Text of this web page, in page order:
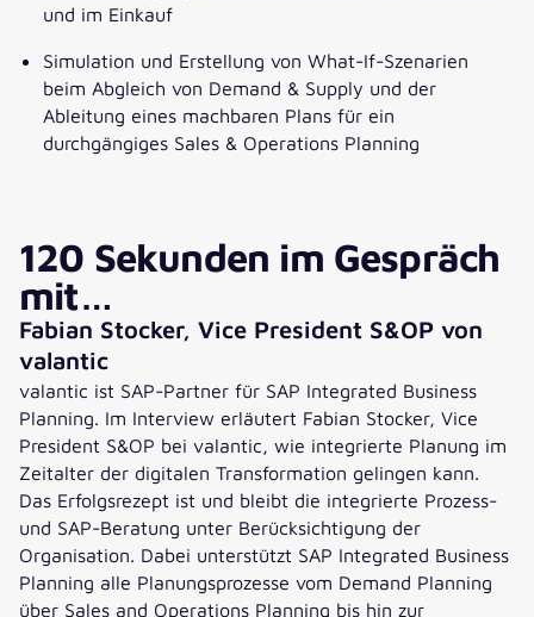
und im Einkauf
Simulation und Erstellung von What-If-Szenarien
beim Abgleich von Demand & Supply und der
Ableitung eines machbaren Plans für ein
durchgängiges Sales & Operations Planning
120 Sekunden im Gespräch
mit…
Fabian Stocker, Vice President S&OP von
valantic
valantic ist SAP-Partner für SAP Integrated Business
Planning. Im Interview erläutert Fabian Stocker, Vice
President S&OP bei valantic, wie integrierte Planung im
Zeitalter der digitalen Transformation gelingen kann.
Das Erfolgsrezept ist und bleibt die integrierte Prozess-
und SAP-Beratung unter Berücksichtigung der
Organisation. Dabei unterstützt SAP Integrated Business
Planning alle Planungsprozesse vom Demand Planning
über Sales and Operations Planning bis hin zur